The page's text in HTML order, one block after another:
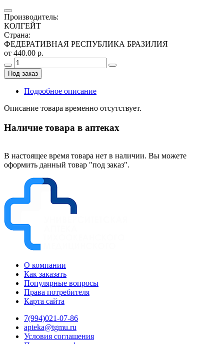
Производитель:
КОЛГЕЙТ
Страна:
ФЕДЕРАТИВНАЯ РЕСПУБЛИКА БРАЗИЛИЯ
от 440.00 р.
Под заказ
Подробное описание
Описание товара временно отсутствует.
Наличие товара в аптеках
В настоящее время товара нет в наличии. Вы можете
оформить данный товар "под заказ".
О компании
Как заказать
Популярные вопросы
Права потребителя
Карта сайта
7(994)021-07-86
apteka@tgmu.ru
Условия соглашения